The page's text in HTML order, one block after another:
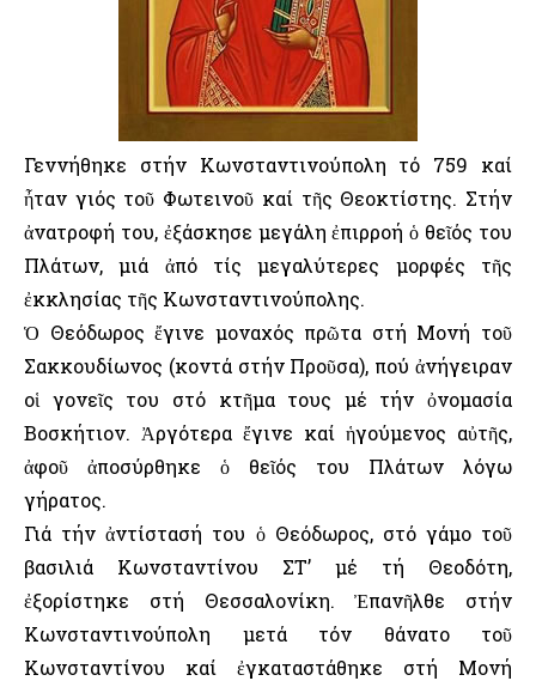
Γεννήθηκε στήν Κωνσταντινούπολη τό 759 καί
ἦταν γιός τοῦ Φωτεινοῦ καί τῆς Θεοκτίστης. Στήν
ἀνατροφή του, ἐξάσκησε μεγάλη ἐπιρροή ὁ θεῖός του
Πλάτων, μιά ἀπό τίς μεγαλύτερες μορφές τῆς
ἐκκλησίας τῆς Κωνσταντινούπολης.
Ὁ Θεόδωρος ἔγινε μοναχός πρῶτα στή Μονή τοῦ
Σακκουδίωνος (κοντά στήν Προῦσα), πού ἀνήγειραν
οἱ γονεῖς του στό κτῆμα τους μέ τήν ὀνομασία
Βοσκήτιον. Ἀργότερα ἔγινε καί ἡγούμενος αὐτῆς,
ἀφοῦ ἀποσύρθηκε ὁ θεῖός του Πλάτων λόγω
γήρατος.
Γιά τήν ἀντίστασή του ὁ Θεόδωρος, στό γάμο τοῦ
βασιλιά Κωνσταντίνου ΣΤ’ μέ τή Θεοδότη,
ἐξορίστηκε στή Θεσσαλονίκη. Ἐπανῆλθε στήν
Κωνσταντινούπολη μετά τόν θάνατο τοῦ
Κωνσταντίνου καί ἐγκαταστάθηκε στή Μονή